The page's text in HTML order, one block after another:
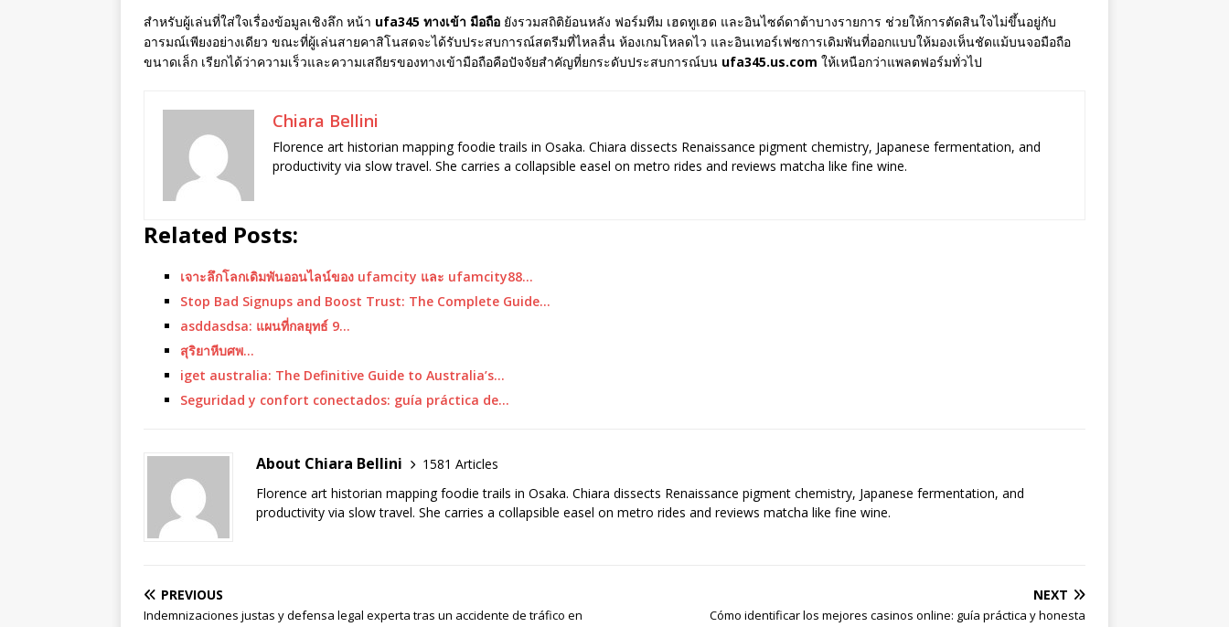
สำหรับผู้เล่นที่ใส่ใจเรื่องข้อมูลเชิงลึก หน้า ufa345 ทางเข้า มือถือ ยังรวมสถิติย้อนหลัง ฟอร์มทีม เฮดทูเฮด และอินไซด์ดาต้าบางรายการ ช่วยให้การตัดสินใจไม่ขึ้นอยู่กับ
อารมณ์เพียงอย่างเดียว ขณะที่ผู้เล่นสายคาสิโนสดจะได้รับประสบการณ์สตรีมที่ไหลลื่น ห้องเกมโหลดไว และอินเทอร์เฟซการเดิมพันที่ออกแบบให้มองเห็นชัดแม้บนจอมือถือ
ขนาดเล็ก เรียกได้ว่าความเร็วและความเสถียรของทางเข้ามือถือคือปัจจัยสำคัญที่ยกระดับประสบการณ์บน ufa345.us.com ให้เหนือกว่าแพลตฟอร์มทั่วไป
Chiara Bellini
Florence art historian mapping foodie trails in Osaka. Chiara dissects Renaissance pigment chemistry, Japanese fermentation, and
productivity via slow travel. She carries a collapsible easel on metro rides and reviews matcha like fine wine.
Related Posts:
เจาะลึกโลกเดิมพันออนไลน์ของ ufamcity และ ufamcity88…
Stop Bad Signups and Boost Trust: The Complete Guide…
asddasdsa: แผนที่กลยุทธ์ 9…
สุริยาหีบศพ…
iget australia: The Definitive Guide to Australia’s…
Seguridad y confort conectados: guía práctica de…
About Chiara Bellini
1581 Articles
Florence art historian mapping foodie trails in Osaka. Chiara dissects Renaissance pigment chemistry, Japanese fermentation, and
productivity via slow travel. She carries a collapsible easel on metro rides and reviews matcha like fine wine.
PREVIOUS
Indemnizaciones justas y defensa legal experta tras un accidente de tráfico en
NEXT
Cómo identificar los mejores casinos online: guía práctica y honesta